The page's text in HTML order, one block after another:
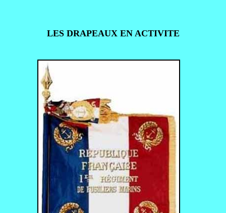
LES DRAPEAUX EN ACTIVITE